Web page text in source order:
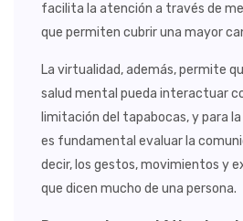
facilita la atención a través de
que permiten cubrir una mayor
La virtualidad, además, permite
salud mental pueda interactuar
limitación del tapabocas, y para
es fundamental evaluar la
decir, los gestos, movimientos y
que dicen mucho de una persona.